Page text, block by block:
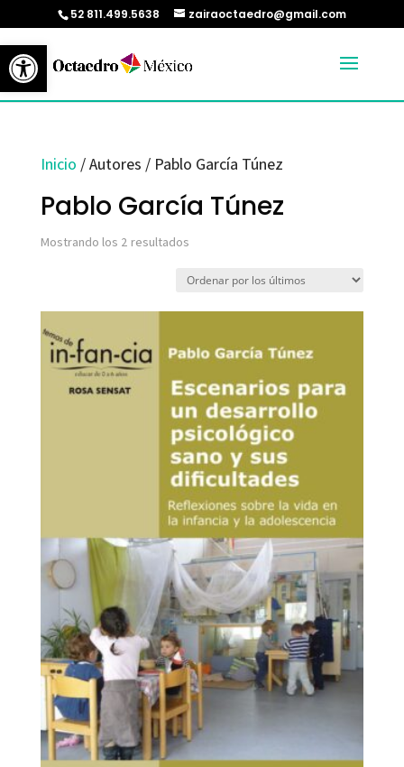
Abrir barra de herramientas
52 811.499.5638 zairaoctaedro@gmail.com
Inicio / Autores / Pablo García Túnez
Pablo García Túnez
Mostrando los 2 resultadosOrdenado